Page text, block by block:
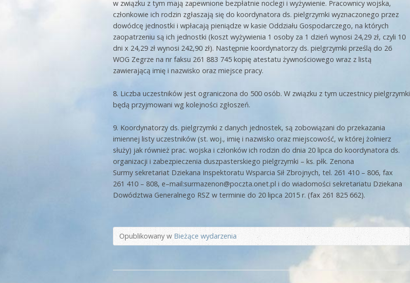
w związku z tym mają zapewnione bezpłatnie noclegi i wyżywienie. Pracownicy wojska,
członkowie ich rodzin zgłaszają się do koordynatora ds. pielgrzymki wyznaczonego przez
dowódcę jednostki i wpłacają pieniądze w kasie Oddziału Gospodarczego, na których
zaopatrzeniu są ich jednostki (koszt wyżywienia 1 osoby za 1 dzień wynosi 24,29 zł, czyli 10
dni x 24,29 zł wynosi 242,90 zł). Następnie koordynatorzy ds. pielgrzymki prześlą do 26
WOG Zegrze na nr faksu 261 883 745 kopię atestatu żywnościowego wraz z listą
zawierającą imię i nazwisko oraz miejsce pracy.
8. Liczba uczestników jest ograniczona do 500 osób. W związku z tym uczestnicy pielgrzymki
będą przyjmowani wg kolejności zgłoszeń.
9. Koordynatorzy ds. pielgrzymki z danych jednostek, są zobowiązani do przekazania
imiennej listy uczestników (st. woj., imię i nazwisko oraz miejscowość, w której żołnierz
służy) jak również prac. wojska i członków ich rodzin do dnia 20 lipca do koordynatora ds.
organizacji i zabezpieczenia duszpasterskiego pielgrzymki – ks. płk. Zenona
Surmy sekretariat Dziekana Inspektoratu Wsparcia Sił Zbrojnych, tel. 261 410 – 806, fax
261 410 – 808, e–mail:surmazenon@poczta.onet.pl i do wiadomości sekretariatu Dziekana
Dowództwa Generalnego RSZ w terminie do 20 lipca 2015 r. (fax 261 825 662).
Opublikowany w Bieżące wydarzenia